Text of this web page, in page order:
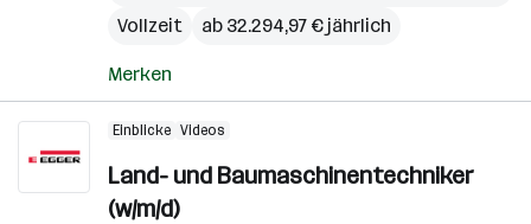
Vollzeit
ab 32.294,97 € jährlich
Merken
Einblicke Videos
Land- und Baumaschinentechniker
(w/m/d)